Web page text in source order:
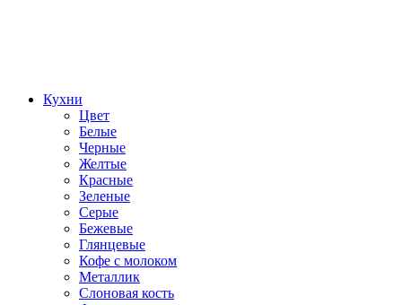
Кухни
Цвет
Белые
Черные
Желтые
Красные
Зеленые
Серые
Бежевые
Глянцевые
Кофе с молоком
Металлик
Слоновая кость